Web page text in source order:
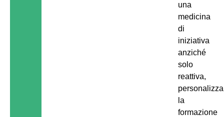
una
medicina
di
iniziativa
anziché
solo
reattiva,
la
formazione